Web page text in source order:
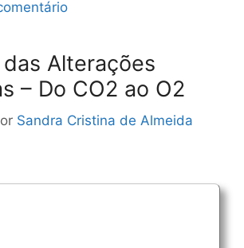
Alterações
– Do CO2 ao O2
Sandra Cristina de Almeida